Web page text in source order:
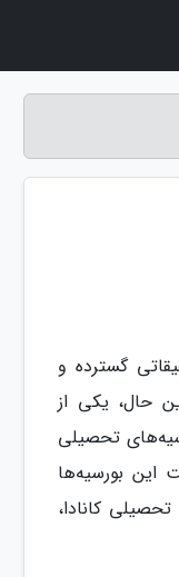
گسترده و
حال، یکی از
تحصیلی
این بورسیه‌ها
کانادا،